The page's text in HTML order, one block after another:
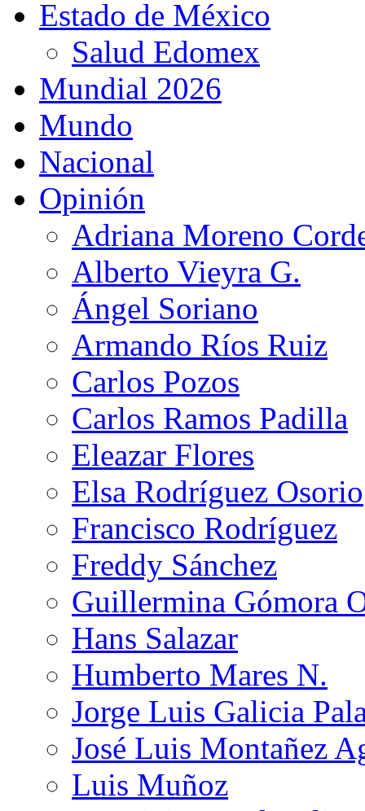
Estado de México
Salud Edomex
Mundial 2026
Mundo
Nacional
Opinión
Adriana Moreno
Alberto Vieyra G.
Ángel Soriano
Armando Ríos Ruiz
Carlos Pozos
Carlos Ramos Padilla
Eleazar Flores
Elsa Rodríguez Osorio
Francisco Rodríguez
Freddy Sánchez
Guillermina Gómora
Hans Salazar
Humberto Mares N.
Jorge Luis Galicia
José Luis Montañez
Luis Muñoz